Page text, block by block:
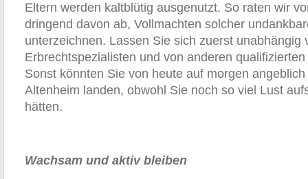
Eltern werden kaltblütig ausgenutzt. So raten wir
dringend davon ab, Vollmachten solcher
unterzeichnen. Lassen Sie sich zuerst unabhängig
Erbrechtspezialisten und von anderen
Sonst könnten Sie von heute auf morgen
Altenheim landen, obwohl Sie noch so viel Lust
hätten.
Wachsam und aktiv bleiben